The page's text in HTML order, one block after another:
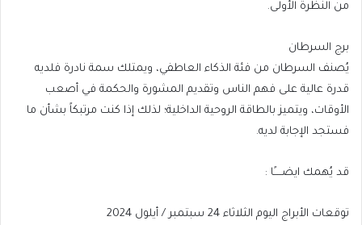
من النظرة الأولى.
برج السرطان
يُصنف السرطان من فئة الذكاء العاطفي، ويمتلك سمة نادرة فلديه
قدرة عالية على فهم الناس وتقديم المشورة والحكمة في أصعب
الأوقات، ويتميز بالطاقة الروحية الداخلية؛ لذلك إذا كنت مرتبكاً بشأن ما
فستجد الإجابة لديه.
قد يُهمك ايضـــــًا :
توقعات الأبراج اليوم الثلاثاء 24 سبتمبر / أيلول 2024